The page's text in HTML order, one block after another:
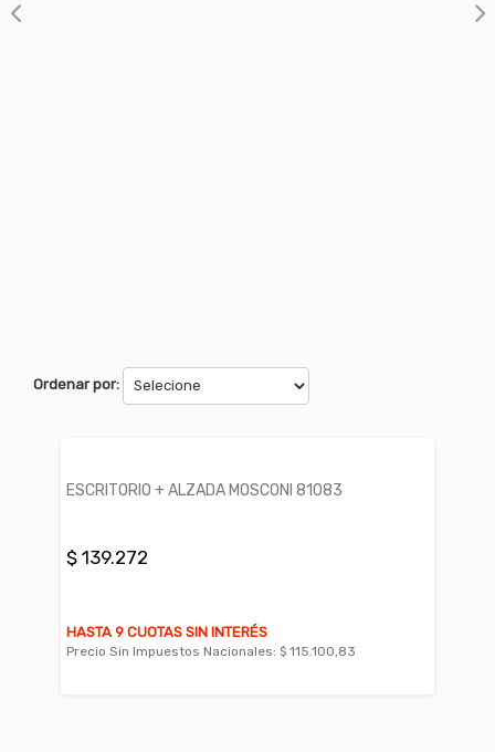
Ordenar por:
ESCRITORIO + ALZADA MOSCONI 81083
$ 139.272
HASTA 9 CUOTAS SIN INTERÉS
Precio Sin Impuestos Nacionales: $ 115.100,83